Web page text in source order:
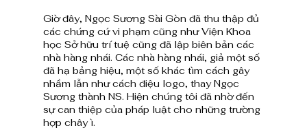
Giờ đây, Ngọc Sương Sài Gòn đã thu thập đủ
các chứng cứ vi phạm cũng như Viện Khoa
học Sở hữu trí tuệ cũng đã lập biên bản các
nhà hàng nhái. Các nhà hàng nhái, giả một số
đã hạ bảng hiệu, một số khác tìm cách gây
nhầm lẫn như cách điệu logo, thay Ngọc
Sương thành NS. Hiện chúng tôi đã nhờ đến
sự can thiệp của pháp luật cho những trường
hợp chây ì.